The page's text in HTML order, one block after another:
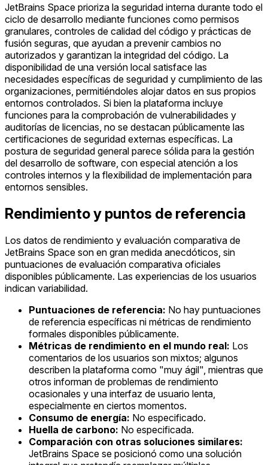
JetBrains Space prioriza la seguridad interna durante todo el
ciclo de desarrollo mediante funciones como permisos
granulares, controles de calidad del código y prácticas de
fusión seguras, que ayudan a prevenir cambios no
autorizados y garantizan la integridad del código. La
disponibilidad de una versión local satisface las
necesidades específicas de seguridad y cumplimiento de las
organizaciones, permitiéndoles alojar datos en sus propios
entornos controlados. Si bien la plataforma incluye
funciones para la comprobación de vulnerabilidades y
auditorías de licencias, no se destacan públicamente las
certificaciones de seguridad externas específicas. La
postura de seguridad general parece sólida para la gestión
del desarrollo de software, con especial atención a los
controles internos y la flexibilidad de implementación para
entornos sensibles.
Rendimiento y puntos de referencia
Los datos de rendimiento y evaluación comparativa de
JetBrains Space son en gran medida anecdóticos, sin
puntuaciones de evaluación comparativa oficiales
disponibles públicamente. Las experiencias de los usuarios
indican variabilidad.
Puntuaciones de referencia: No hay puntuaciones
de referencia específicas ni métricas de rendimiento
formales disponibles públicamente.
Métricas de rendimiento en el mundo real: Los
comentarios de los usuarios son mixtos; algunos
describen la plataforma como "muy ágil", mientras que
otros informan de problemas de rendimiento
ocasionales y una interfaz de usuario lenta,
especialmente en ciertos momentos.
Consumo de energía: No especificado.
Huella de carbono: No especificada.
Comparación con otras soluciones similares:
JetBrains Space se posicionó como una solución